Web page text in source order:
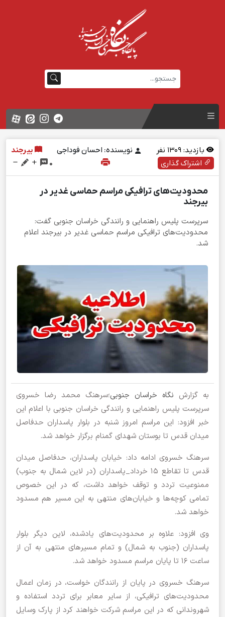
بازدید: نفر نویسنده: احسان فوداجی
بیرجند
اشتراک گذاری
0
محدودیت‌های ترافیکی مراسم حماسی غدیر در
بیرجند
سرپرست پلیس راهنمایی و رانندگی خراسان جنوبی گفت:
محدودیت‌های ترافیکی مراسم حماسی غدیر در بیرجند اعلام
شد.
به گزارش نگاه خراسان جنوبی؛سرهنگ محمد رضا خسروی
سرپرست پلیس راهنمایی و رانندگی خراسان جنوبی با اعلام این
خبر افزود: این مراسم امروز شنبه در بلوار پاسداران حدفاصل
میدان قدس تا بوستان شهدای گمنام برگزار خواهد شد.
سرهنگ خسروی ادامه داد: خیابان پاسداران، حدفاصل میدان
قدس تا تقاطع ۱۵ خرداد_پاسداران (در لاین شمال به جنوب)
ممنوعیت تردد و توقف خواهد داشت، که در این خصوص
تمامی کوچه‌ها و خیابان‌های منتهی به این مسیر هم مسدود
خواهد شد.
وی افزود: علاوه بر محدودیت‌های یادشده، لاین دیگر بلوار
پاسداران (جنوب به شمال) و تمام مسیرهای منتهی به آن از
ساعت ۱۶ تا پایان مراسم مسدود خواهد شد.
سرهنگ خسروی در پایان از رانندگان خواست، در زمان اعمال
محدودیت‌های ترافیکی، از سایر معابر برای تردد استفاده و
شهروندانی که در این مراسم شرکت خواهند کرد از پارک وسایل